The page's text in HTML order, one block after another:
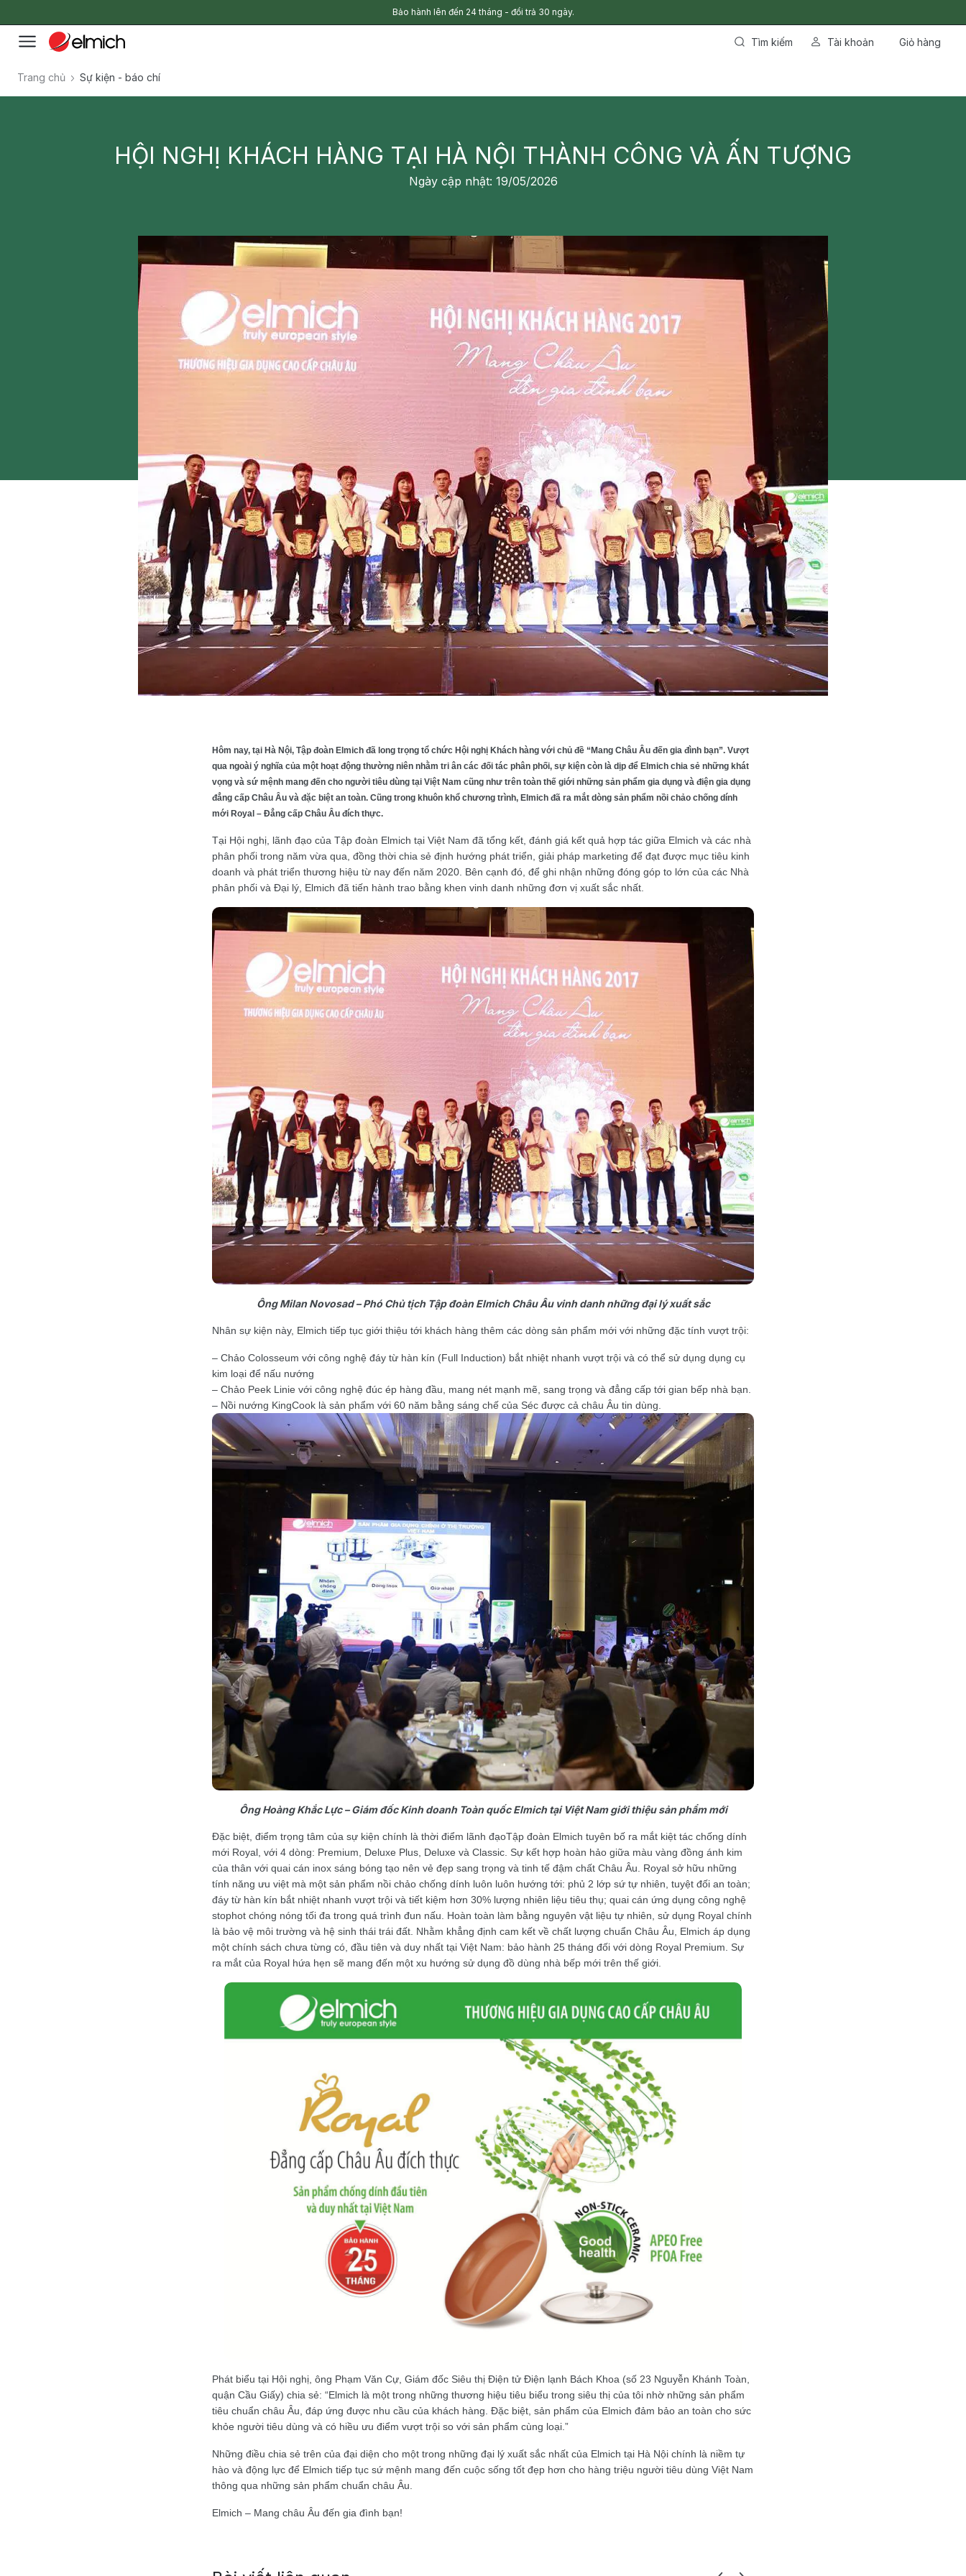
Bảo hành lên đến 24 tháng - đổi trả 30 ngày.
Tìm kiếm Tài khoản Giỏ hàng
Trang chủ Sự kiện - báo chí
HỘI NGHỊ KHÁCH HÀNG TẠI HÀ NỘI THÀNH CÔNG VÀ ẤN TƯỢNG
Ngày cập nhật: 19/05/2026
Hôm nay, tại Hà Nội, Tập đoàn Elmich đã long trọng tổ chức Hội nghị Khách hàng với chủ đề “Mang Châu Âu đến gia đình bạn”. Vượt
qua ngoài ý nghĩa của một hoạt động thường niên nhằm tri ân các đối tác phân phối, sự kiện còn là dịp để Elmich chia sẻ những khát
vọng và sứ mệnh mang đến cho người tiêu dùng tại Việt Nam cũng như trên toàn thế giới những sản phẩm gia dụng và điện gia dụng
đẳng cấp Châu Âu và đặc biệt an toàn. Cũng trong khuôn khổ chương trình, Elmich đã ra mắt dòng sản phẩm nồi chảo chống dính
mới Royal – Đẳng cấp Châu Âu đích thực.
Tại Hội nghị, lãnh đạo của Tập đoàn Elmich tại Việt Nam đã tổng kết, đánh giá kết quả hợp tác giữa Elmich và các nhà
phân phối trong năm vừa qua, đồng thời chia sẻ định hướng phát triển, giải pháp marketing để đạt được mục tiêu kinh
doanh và phát triển thương hiệu từ nay đến năm 2020. Bên cạnh đó, để ghi nhận những đóng góp to lớn của các Nhà
phân phối và Đại lý, Elmich đã tiến hành trao bằng khen vinh danh những đơn vị xuất sắc nhất.
Ông Milan Novosad – Phó Chủ tịch Tập đoàn Elmich Châu Âu vinh danh những đại lý xuất sắc
Nhân sự kiện này, Elmich tiếp tục giới thiệu tới khách hàng thêm các dòng sản phẩm mới với những đặc tính vượt trội:
– Chảo Colosseum với công nghệ đáy từ hàn kín (Full Induction) bắt nhiệt nhanh vượt trội và có thể sử dụng dụng cụ
kim loại để nấu nướng
– Chảo Peek Linie với công nghệ đúc ép hàng đầu, mang nét mạnh mẽ, sang trọng và đẳng cấp tới gian bếp nhà bạn.
– Nồi nướng KingCook là sản phẩm với 60 năm bằng sáng chế của Séc được cả châu Âu tin dùng.
Ông Hoàng Khắc Lực – Giám đốc Kinh doanh Toàn quốc Elmich tại Việt Nam giới thiệu sản phẩm mới
Đặc biệt, điểm trọng tâm của sự kiện chính là thời điểm lãnh đạoTập đoàn Elmich tuyên bố ra mắt kiệt tác chống dính
mới Royal, với 4 dòng: Premium, Deluxe Plus, Deluxe và Classic. Sự kết hợp hoàn hảo giữa màu vàng đồng ánh kim
của thân với quai cán inox sáng bóng tạo nên vẻ đẹp sang trọng và tinh tế đậm chất Châu Âu. Royal sở hữu những
tính năng ưu việt mà một sản phẩm nồi chảo chống dính luôn luôn hướng tới: phủ 2 lớp sứ tự nhiên, tuyệt đối an toàn;
đáy từ hàn kín bắt nhiệt nhanh vượt trội và tiết kiệm hơn 30% lượng nhiên liệu tiêu thụ; quai cán ứng dụng công nghệ
stophot chóng nóng tối đa trong quá trình đun nấu. Hoàn toàn làm bằng nguyên vật liệu tự nhiên, sử dụng Royal chính
là bảo vệ môi trường và hệ sinh thái trái đất. Nhằm khẳng định cam kết về chất lượng chuẩn Châu Âu, Elmich áp dụng
một chính sách chưa từng có, đầu tiên và duy nhất tại Việt Nam: bảo hành 25 tháng đối với dòng Royal Premium. Sự
ra mắt của Royal hứa hẹn sẽ mang đến một xu hướng sử dụng đồ dùng nhà bếp mới trên thế giới.
Phát biểu tại Hội nghị, ông Phạm Văn Cự, Giám đốc Siêu thị Điện tử Điện lạnh Bách Khoa (số 23 Nguyễn Khánh Toàn,
quận Cầu Giấy) chia sẻ: “Elmich là một trong những thương hiệu tiêu biểu trong siêu thị của tôi nhờ những sản phẩm
tiêu chuẩn châu Âu, đáp ứng được nhu cầu của khách hàng. Đặc biệt, sản phẩm của Elmich đảm bảo an toàn cho sức
khỏe người tiêu dùng và có hiều ưu điểm vượt trội so với sản phẩm cùng loại.”
Những điều chia sẻ trên của đại diện cho một trong những đại lý xuất sắc nhất của Elmich tại Hà Nội chính là niềm tự
hào và động lực để Elmich tiếp tục sứ mệnh mang đến cuộc sống tốt đẹp hơn cho hàng triệu người tiêu dùng Việt Nam
thông qua những sản phẩm chuẩn châu Âu.
Elmich – Mang châu Âu đến gia đình bạn!